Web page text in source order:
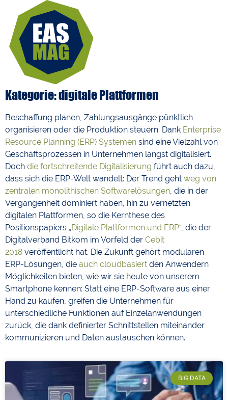
Kategorie: digitale Plattformen
Beschaffung planen, Zahlungsausgänge pünktlich
organisieren oder die Produktion steuern: Dank Enterprise
Resource Planning (ERP) Systemen sind eine Vielzahl von
Geschäftsprozessen in Unternehmen längst digitalisiert.
Doch die fortschreitende Digitalisierung führt auch dazu,
dass sich die ERP-Welt wandelt: Der Trend geht weg von
zentralen monolithischen Softwarelösungen , die in der
Vergangenheit dominiert haben, hin zu vernetzten
digitalen Plattformen, so die Kernthese des
Positionspapiers „Digitale Plattformen und ERP“, die der
Digitalverband Bitkom im Vorfeld der Cebit
2018 veröffentlicht hat. Die Zukunft gehört modularen
ERP-Lösungen, die auch cloudbasiert den Anwendern
Möglichkeiten bieten, wie wir sie heute von unserem
Smartphone kennen: Statt eine ERP-Software aus einer
Hand zu kaufen, greifen die Unternehmen für
unterschiedliche Funktionen auf Einzelanwendungen
zurück, die dank definierter Schnittstellen miteinander
kommunizieren und Daten austauschen können.
BIG DATA